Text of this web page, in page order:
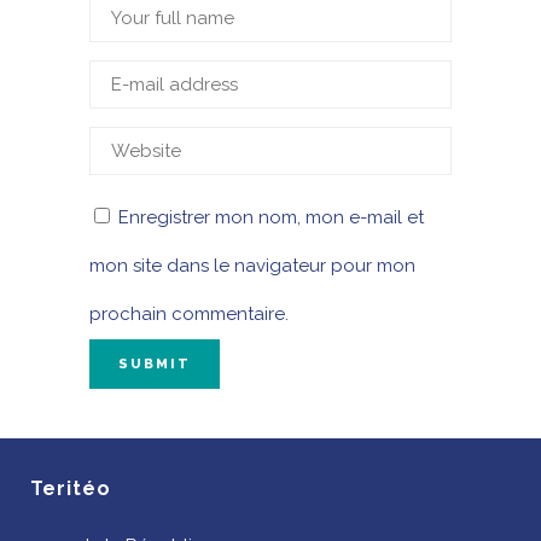
Enregistrer mon nom, mon e-mail et
mon site dans le navigateur pour mon
prochain commentaire.
Teritéo